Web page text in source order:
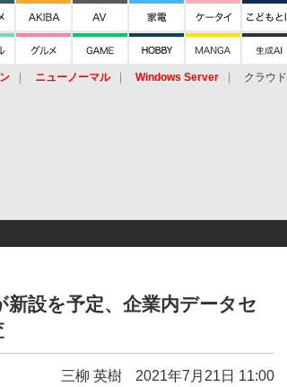
ニューノーマル Windows Server クラウド
設を予定、企業内データセ
三柳 英樹 2021年7月21日 11:00